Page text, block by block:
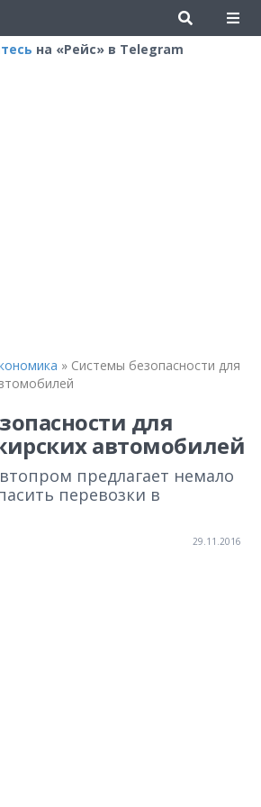
на «Рейс» в Telegram
» Системы безопасности для
для
автомобилей
предлагает немало
перевозки в
29.11.2016